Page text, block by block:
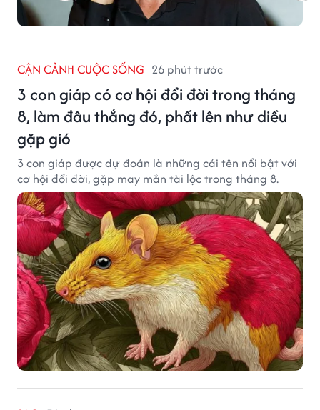
CẬN CẢNH CUỘC SỐNG 26 phút trước
3 con giáp có cơ hội đổi đời trong tháng
8, làm đâu thắng đó, phất lên như diều
gặp gió
3 con giáp được dự đoán là những cái tên nổi bật với
cơ hội đổi đời, gặp may mắn tài lộc trong tháng 8.